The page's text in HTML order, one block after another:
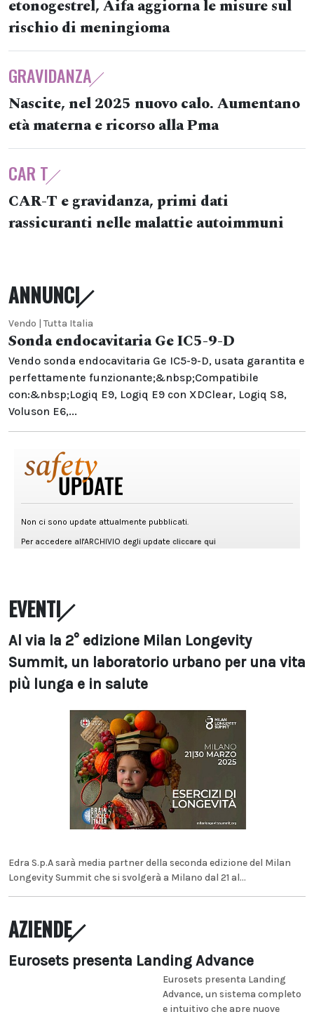
etonogestrel, Aifa aggiorna le misure sul
rischio di meningioma
GRAVIDANZA
Nascite, nel 2025 nuovo calo. Aumentano
età materna e ricorso alla Pma
CAR T
CAR-T e gravidanza, primi dati
rassicuranti nelle malattie autoimmuni
ANNUNCI
Vendo | Tutta Italia
Sonda endocavitaria Ge IC5-9-D
Vendo sonda endocavitaria Ge IC5-9-D, usata garantita e
perfettamente funzionante;&nbsp;Compatibile
con:&nbsp;Logiq E9, Logiq E9 con XDClear, Logiq S8,
Voluson E6,...
EVENTI
Al via la 2° edizione Milan Longevity
Summit, un laboratorio urbano per una vita
più lunga e in salute
Edra S.p.A sarà media partner della seconda edizione del Milan
Longevity Summit che si svolgerà a Milano dal 21 al...
AZIENDE
Eurosets presenta Landing Advance
Eurosets presenta Landing
Advance, un sistema completo
e intuitivo che apre nuove